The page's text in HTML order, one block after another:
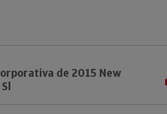
de 2015 New